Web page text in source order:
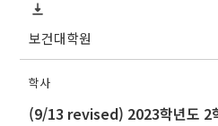
보건대학원
학사